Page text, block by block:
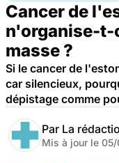
Cancer de
n'organise-t-
masse ?
Si le cancer de
car silencieux,
dépistage comme
Par La
Mis à jour le 05/